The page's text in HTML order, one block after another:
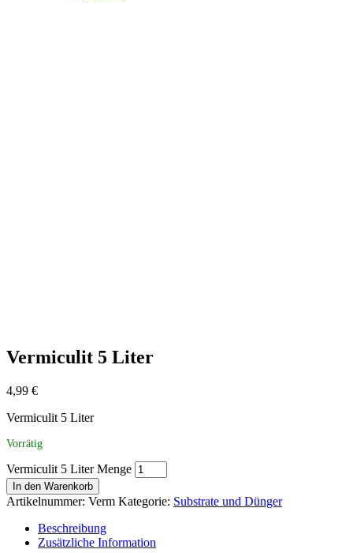
Vermiculit 5 Liter
4,99 €
Vermiculit 5 Liter
Vorrätig
Vermiculit 5 Liter Menge
In den Warenkorb
Artikelnummer: Verm Kategorie: Substrate und Dünger
Beschreibung
Zusätzliche Information